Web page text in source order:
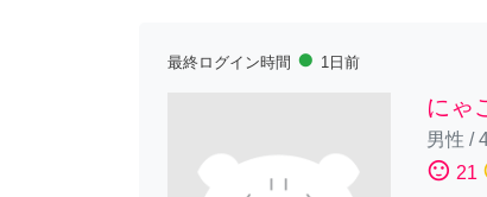
最終ログイン時間 fiber_manual_record 1日前
にゃ
男性 /
sentiment_satisfied 21